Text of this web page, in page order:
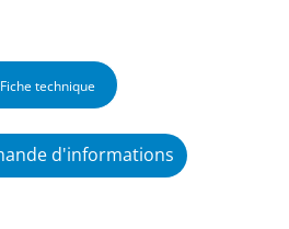
Fiche technique
d'informations